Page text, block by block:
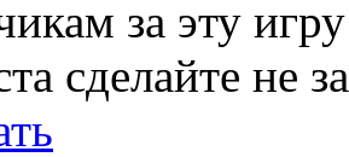
за эту
сделайте не